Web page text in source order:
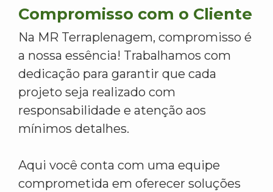
Compromisso com o Cliente
Na MR Terraplenagem, compromisso é
a nossa essência! Trabalhamos com
dedicação para garantir que cada
projeto seja realizado com
responsabilidade e atenção aos
mínimos detalhes.
Aqui você conta com uma equipe
comprometida em oferecer soluções